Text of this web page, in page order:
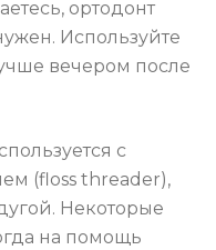
ортодонт
Используйте
вечером после
с
(floss threader),
Некоторые
на помощь